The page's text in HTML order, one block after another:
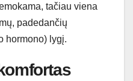
tačiau viena
padedančių
hormono) lygį.